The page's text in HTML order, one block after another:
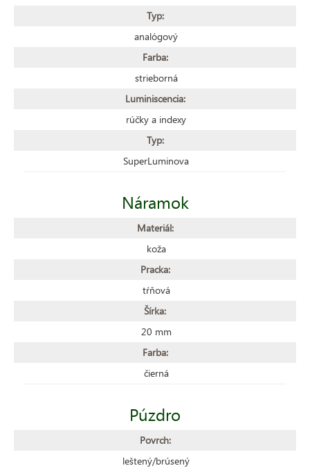
Typ:
analógový
Farba:
strieborná
Luminiscencia:
rúčky a indexy
Typ:
SuperLuminova
Náramok
Materiál:
koža
Pracka:
tŕňová
Šírka:
20 mm
Farba:
čierná
Púzdro
Povrch:
leštený/brúsený